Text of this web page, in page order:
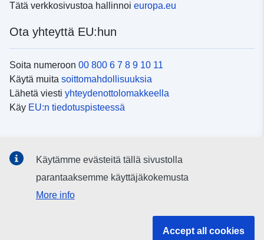
Tätä verkkosivustoa hallinnoi europa.eu
Ota yhteyttä EU:hun
Soita numeroon 00 800 6 7 8 9 10 11
Käytä muita soittomahdollisuuksia
Lähetä viesti yhteydenottolomakkeella
Käy EU:n tiedotuspisteessä
sosiaalisessa mediassa
EU:n toimielimet ja muut elimet
Käytämme evästeitä tällä sivustolla
parantaaksemme käyttäjäkokemusta
More info
Accept all cookies